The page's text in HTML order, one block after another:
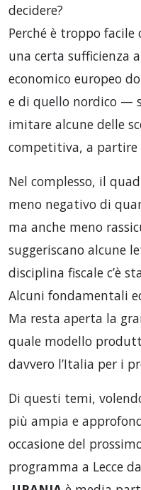
decidere?
Perché è troppo
una certa sufficienza
economico europeo
e di quello nordico —
imitare alcune delle
competitiva, a
Nel complesso, il
meno negativo di
ma anche meno
suggeriscano alcune
disciplina fiscale c’è
Alcuni fondamentali
Ma resta aperta la
quale modello
davvero l’Italia per i
Di questi temi,
più ampia e
occasione del
programma a Lecce